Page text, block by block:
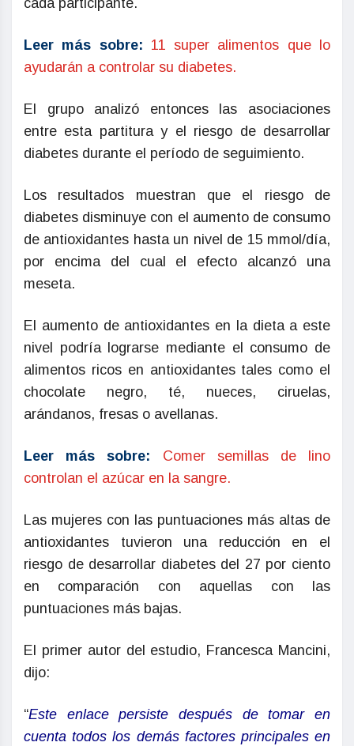
cada participante.
Leer más sobre: 11 super alimentos que lo
ayudarán a controlar su diabetes.
El grupo analizó entonces las asociaciones
entre esta partitura y el riesgo de desarrollar
diabetes durante el período de seguimiento.
Los resultados muestran que el riesgo de
diabetes disminuye con el aumento de consumo
de antioxidantes hasta un nivel de 15 mmol/día,
por encima del cual el efecto alcanzó una
meseta.
El aumento de antioxidantes en la dieta a este
nivel podría lograrse mediante el consumo de
alimentos ricos en antioxidantes tales como el
chocolate negro, té, nueces, ciruelas,
arándanos, fresas o avellanas.
Leer más sobre:
Comer semillas de lino
controlan el azúcar en la sangre.
Las mujeres con las puntuaciones más altas de
antioxidantes tuvieron una reducción en el
riesgo de desarrollar diabetes del 27 por ciento
en comparación con aquellas con las
puntuaciones más bajas.
El primer autor del estudio, Francesca Mancini,
dijo:
“Este enlace persiste después de tomar en
cuenta todos los demás factores principales en